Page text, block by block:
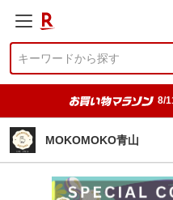
8/
MOKOMOKO青山